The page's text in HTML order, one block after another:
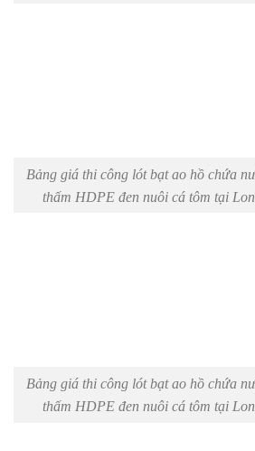
Bảng giá thi công lót bạt ao hồ chứa
thấm HDPE đen nuôi cá tôm tại
Bảng giá thi công lót bạt ao hồ chứa
thấm HDPE đen nuôi cá tôm tại